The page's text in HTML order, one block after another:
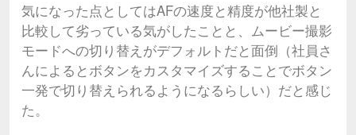
気になった点としてはAFの速度と精度が他社製と
比較して劣っている気がしたことと、ムービー撮影
モードへの切り替えがデフォルトだと面倒（社員さ
んによるとボタンをカスタマイズすることでボタン
一発で切り替えられるようになるらしい）だと感じ
た。